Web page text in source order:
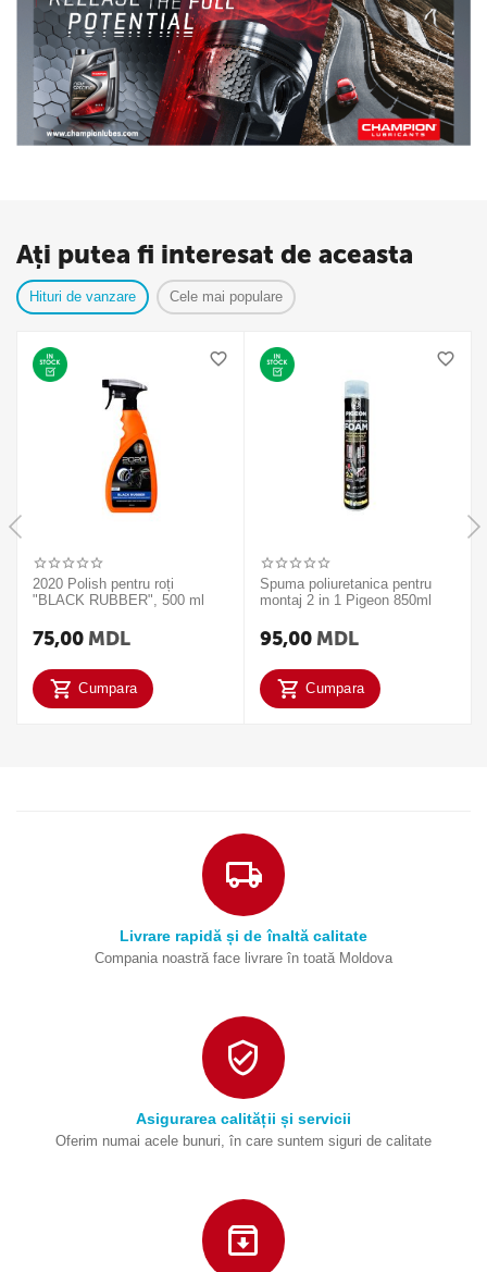
Ați putea fi interesat de aceasta
Hituri de vanzare Cele mai populare
2020 Polish pentru roți
"BLACK RUBBER", 500 ml
75,00 MDL
Cumpara
Spuma poliuretanica pentru
montaj 2 in 1 Pigeon 850ml
95,00 MDL
Cumpara
Livrare rapidă și de înaltă calitate
Compania noastră face livrare în toată Moldova
Asigurarea calității și servicii
Oferim numai acele bunuri, în care suntem siguri de calitate